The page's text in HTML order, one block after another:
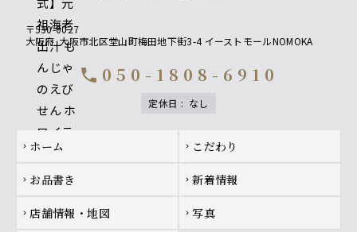
〒530-0027
大阪府 大阪市北区堂山町梅田地下街3-4 イーストモールNOMOKA
call 050-1808-6910
定休日 : なし
Footer navigation
chevron_right ホーム chevron_right こだわり
chevron_right お品書き chevron_right 新着情報
chevron_right 店舗情報・地図 chevron_right 写真